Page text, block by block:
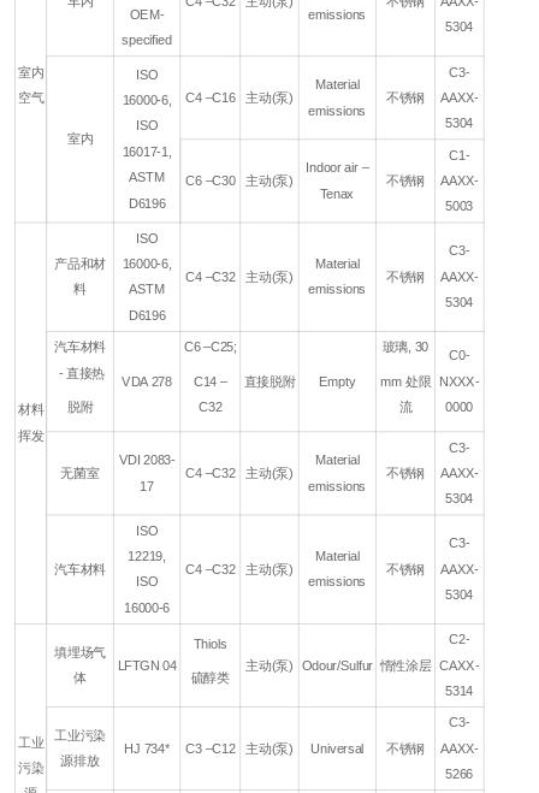
室内
空气
OEM-
specified
emissions
5304
室内
ISO
16000-6,
ISO
16017-1,
ASTM
D6196
C4 –C16 主动(泵)
Material
emissions
不锈钢
C3-
AAXX-
5304
C6 –C30 主动(泵)
Indoor air –
Tenax
不锈钢
C1-
AAXX-
5003
材料
挥发
产品和材
料
ISO
16000-6,
ASTM
D6196
C4 –C32 主动(泵)
Material
emissions
不锈钢
C3-
AAXX-
5304
汽车材料
- 直接热
脱附
VDA 278
C6 –C25;
C14 –
C32
直接脱附 Empty
玻璃, 30
mm 处限
流
C0-
NXXX-
0000
无菌室
VDI 2083-
17
C4 –C32 主动(泵)
Material
emissions
不锈钢
C3-
AAXX-
5304
汽车材料
ISO
12219,
ISO
16000-6
C4 –C32 主动(泵)
Material
emissions
不锈钢
C3-
AAXX-
5304
工业
污染
填埋场气
体
LFTGN 04
Thiols
硫醇类
主动(泵) Odour/Sulfur 惰性涂层
C2-
CAXX-
5314
工业污染
源排放
HJ 734* C3 –C12 主动(泵) Universal 不锈钢
C3-
AAXX-
5266